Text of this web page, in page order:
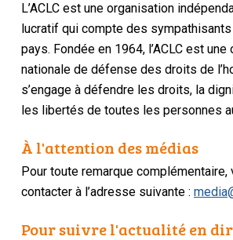
L’ACLC est une organisation
lucratif qui compte des
pays. Fondée en 1964, l’ACLC est
nationale de défense des droits de
s’engage à défendre les droits, la
les libertés de toutes les personnes
À l'attention des médias
Pour toute remarque complémentaire,
contacter à l’adresse suivante :
Pour suivre l'actualité en